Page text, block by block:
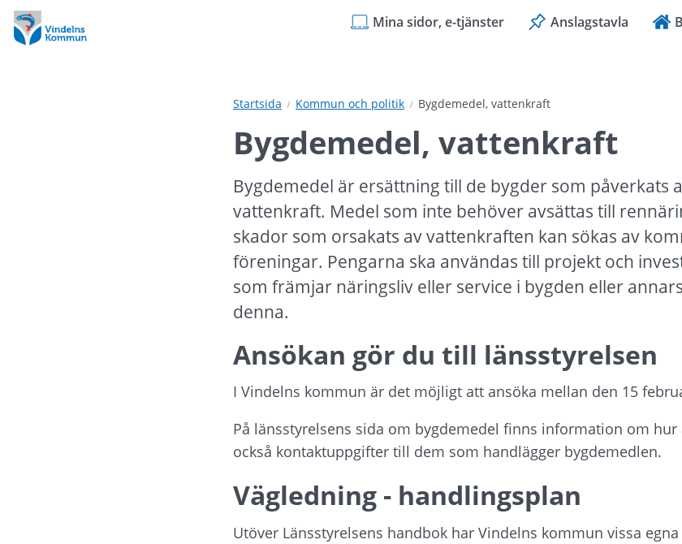
Hoppa
till
innehåll
Hoppa
till
undermeny
Mina sidor, e-tjänster Anslagstavla
Startsida Kommun och politik Bygdemedel, vattenkraft
Bygdemedel, vattenkraft
Bygdemedel är ersättning till de bygder som påverkats
vattenkraft. Medel som inte behöver avsättas till
skador som orsakats av vattenkraften kan sökas av
föreningar. Pengarna ska användas till projekt och
som främjar näringsliv eller service i bygden eller
denna.
Ansökan gör du till länsstyrelsen
I Vindelns kommun är det möjligt att ansöka mellan den 15
På länsstyrelsens sida om bygdemedel finns information om
också kontaktuppgifter till dem som handlägger bygdemedlen.
Vägledning - handlingsplan
Utöver Länsstyrelsens handbok har Vindelns kommun vissa